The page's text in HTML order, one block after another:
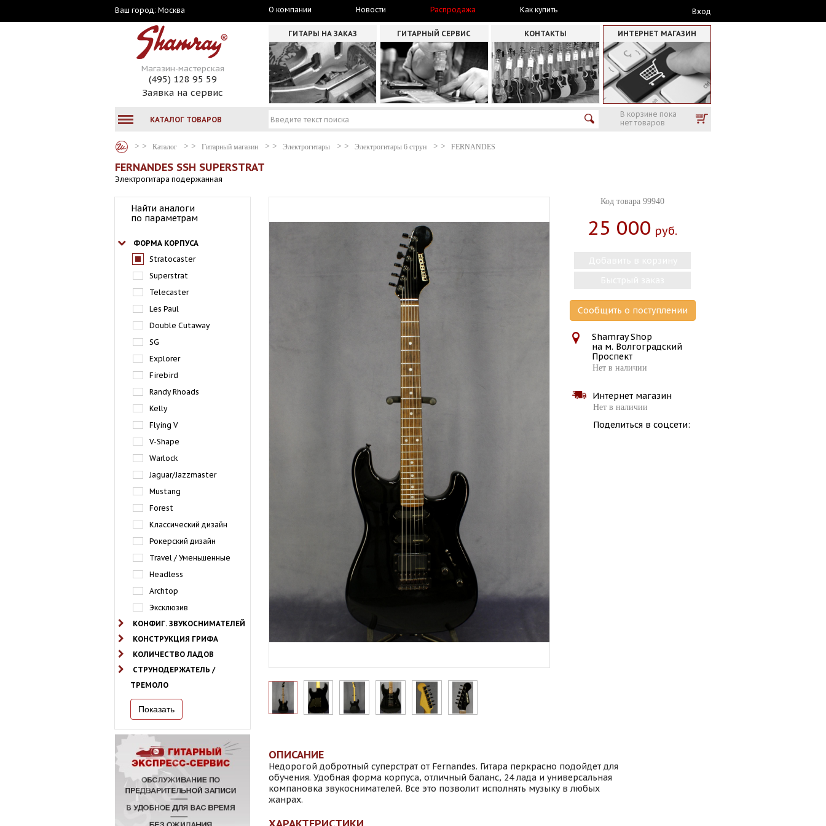
Ваш город: Москва О компании Новости Распродажа Как купить Вход
Магазин-мастерская
(495) 128 95 59
Заявка на сервис
ГИТАРЫ НА ЗАКАЗ ГИТАРНЫЙ СЕРВИС КОНТАКТЫ ИНТЕРНЕТ МАГАЗИН
КАТАЛОГ ТОВАРОВ
В корзине пока
нет товаров
Каталог Гитарный магазин Электрогитары Электрогитары 6 струн FERNANDES
FERNANDES SSH SUPERSTRAT
Электрогитара подержанная
Найти аналоги
по параметрам
ФОРМА КОРПУСА
Stratocaster
Superstrat
Telecaster
Les Paul
Double Cutaway
SG
Explorer
Firebird
Randy Rhoads
Kelly
Flying V
V-Shape
Warlock
Jaguar/Jazzmaster
Mustang
Forest
Классический дизайн
Рокерский дизайн
Travel / Уменьшенные
Headless
Archtop
Эксклюзив
КОНФИГ. ЗВУКОСНИМАТЕЛЕЙ
КОНСТРУКЦИЯ ГРИФА
КОЛИЧЕСТВО ЛАДОВ
СТРУНОДЕРЖАТЕЛЬ /
ТРЕМОЛО
Код товара 99940
25 000 Руб.
Сообщить о поступлении
Shamray Shop
на м. Волгоградский
Проспект
Нет в наличии
Интернет магазин
Нет в наличии
Поделиться в соцсети:
ОПИСАНИЕ
Недорогой добротный суперстрат от Fernandes. Гитара перкрасно подойдет для
обучения. Удобная форма корпуса, отличный баланс, 24 лада и универсальная
компановка звукоснимателей. Все это позволит исполнять музыку в любых
жанрах.
ХАРАКТЕРИСТИКИ